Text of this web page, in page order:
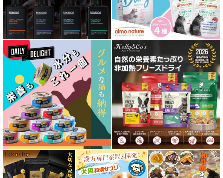
心臓ケア対応ドッグフード
皮膚・被毛ケア対応 フード for DOG
低脂肪 ドライフード for DOG
特集 ドッグフードの涙やけ対策
特集 穀物不使用 ドッグフード（ドライ）
フリーズドライ ドッグフード